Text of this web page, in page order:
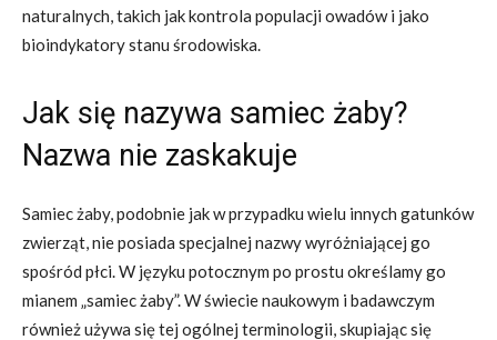
naturalnych, takich jak kontrola populacji owadów i jako
bioindykatory stanu środowiska.
Jak się nazywa samiec żaby?
Nazwa nie zaskakuje
Samiec żaby, podobnie jak w przypadku wielu innych gatunków
zwierząt, nie posiada specjalnej nazwy wyróżniającej go
spośród płci. W języku potocznym po prostu określamy go
mianem „samiec żaby”. W świecie naukowym i badawczym
również używa się tej ogólnej terminologii, skupiając się